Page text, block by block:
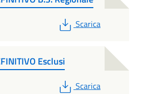
PDF
Scarica
Esclusi
PDF
Scarica